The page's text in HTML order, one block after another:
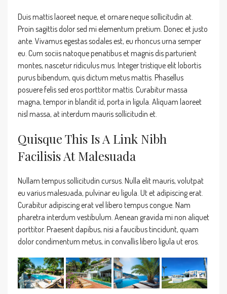
Duis mattis laoreet neque, et ornare neque sollicitudin at.
Proin sagittis dolor sed mi elementum pretium. Donec et justo
ante. Vivamus egestas sodales est, eu rhoncus urna semper
eu. Cum sociis natoque penatibus et magnis dis parturient
montes, nascetur ridiculus mus. Integer tristique elit lobortis
purus bibendum, quis dictum metus mattis. Phasellus
posuere felis sed eros porttitor mattis. Curabitur massa
magna, tempor in blandit id, porta in ligula. Aliquam laoreet
nisl massa, at interdum mauris sollicitudin et.
Quisque This Is A Link Nibh
Facilisis At Malesuada
Nullam tempus sollicitudin cursus. Nulla elit mauris, volutpat
eu varius malesuada, pulvinar eu ligula. Ut et adipiscing erat.
Curabitur adipiscing erat vel libero tempus congue. Nam
pharetra interdum vestibulum. Aenean gravida mi non aliquet
porttitor. Praesent dapibus, nisi a faucibus tincidunt, quam
dolor condimentum metus, in convallis libero ligula ut eros.